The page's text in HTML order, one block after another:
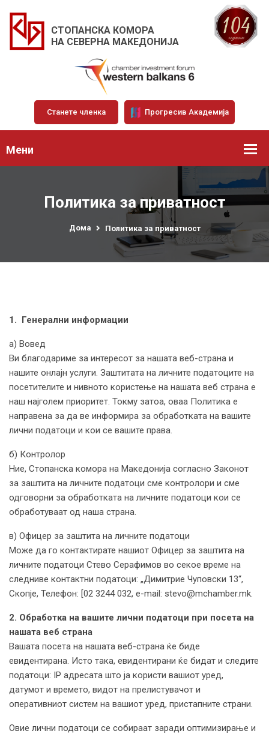
СТОПАНСКА КОМОРА
НА СЕВЕРНА МАКЕДОНИЈА
Станете членка Прогресив Академија
Мени
Политика за приватност
Дома Политика за приватност
1. Генерални информации
а) Вовед
Ви благодариме за интересот за нашата веб-страна и
нашите онлајн услуги. Заштитата на личните податоците на
посетителите и нивното користење на нашата веб страна е
наш најголем приоритет. Токму затоа, оваа Политика е
направена за да ве информира за обработката на вашите
лични податоци и кои се вашите права.
б) Контролор
Ние, Стопанска комора на Македонија согласно Законот
за заштита на личните податоци сме контролори и сме
одговорни за обработката на личните податоци кои се
обработуваат од наша страна.
в) Офицер за заштита на личните податоци
Може да го контактирате нашиот Офицер за заштита на
личните податоци Стево Серафимов во секое време на
следниве контактни податоци: „Димитрие Чуповски 13“,
Скопје, Телефон: [02 3244 032, e-mail: stevo@mchamber.mk.
2. Oбработка на вашите лични податоци при посета на
нашата веб страна
Вашата посета на нашата веб-страна ќе биде
евидентирана. Исто така, евидентирани ќе бидат и следите
податоци: IP адресата што ја користи вашиот уред,
датумот и времето, видот на прелистувачот и
оперативниот систем на вашиот уред, пристапните страни.
Овие лични податоци се собираат заради оптимизирање и